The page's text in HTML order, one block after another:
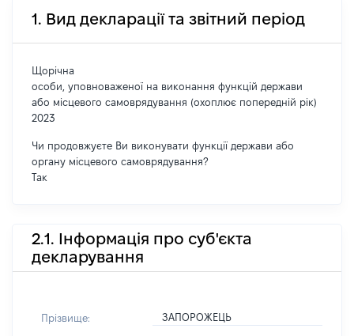
1. Вид декларації та звітний період
Щорічна
особи, уповноваженої на виконання функцій держави
або місцевого самоврядування (охоплює попередній рік)
2023
Чи продовжуєте Ви виконувати функції держави або
органу місцевого самоврядування?
Так
2.1. Інформація про суб'єкта
декларування
Прізвище: ЗАПОРОЖЕЦЬ